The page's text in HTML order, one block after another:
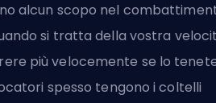
alcun scopo nel
si tratta della vostra
più velocemente se lo
spesso tengono i coltelli